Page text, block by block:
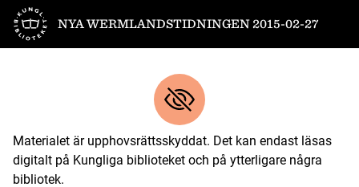
Till startsidan
NYA WERMLANDSTIDNINGEN 2015-02-27
Materialet är upphovsrättsskyddat. Det kan endast läsas
digitalt på Kungliga biblioteket och på ytterligare några
bibliotek.